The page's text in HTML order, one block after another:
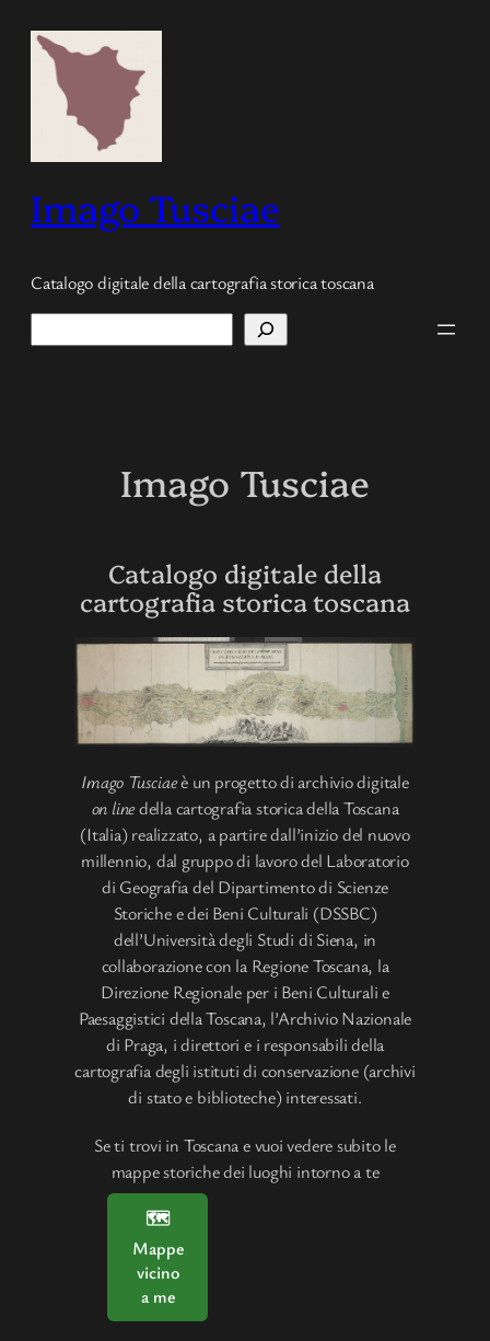
contenuto
Imago Tusciae
Catalogo digitale della cartografia storica toscana
Imago Tusciae
Catalogo digitale della
cartografia storica toscana
Imago Tusciaeè un progetto di archivio digitale
on linedella cartografia storica della Toscana
(Italia) realizzato, a partire dall’inizio del nuovo
millennio, dal gruppo di lavoro del Laboratorio
di Geografia del Dipartimento di Scienze
Storiche e dei Beni Culturali (DSSBC)
dell’Università degli Studi di Siena, in
collaborazione con la Regione Toscana, la
Direzione Regionale per i Beni Culturali e
Paesaggistici della Toscana, l’Archivio Nazionale
di Praga, i direttori e i responsabili della
cartografia degli istituti di conservazione (archivi
di stato e biblioteche) interessati.
Se ti trovi in Toscana e vuoi vedere subito le
mappe storiche dei luoghi intorno a te
🗺
Mappe
vicino
a me